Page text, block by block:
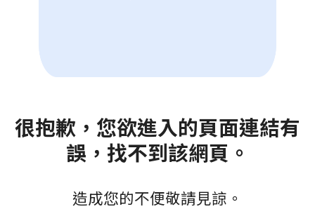
很抱歉，您欲進入的頁面連結有
誤，找不到該網頁。
造成您的不便敬請見諒。